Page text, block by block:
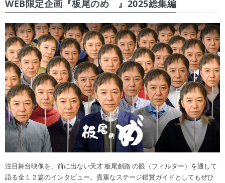
WEB限定企画『板尾のめ゙』2025総集編
注目舞台映像を、前に出ない天才 板尾創路 の眼（フィルター）を通して
語る全１２篇のインタビュー。貴重なステージ鑑賞ガイドとしてもぜひ